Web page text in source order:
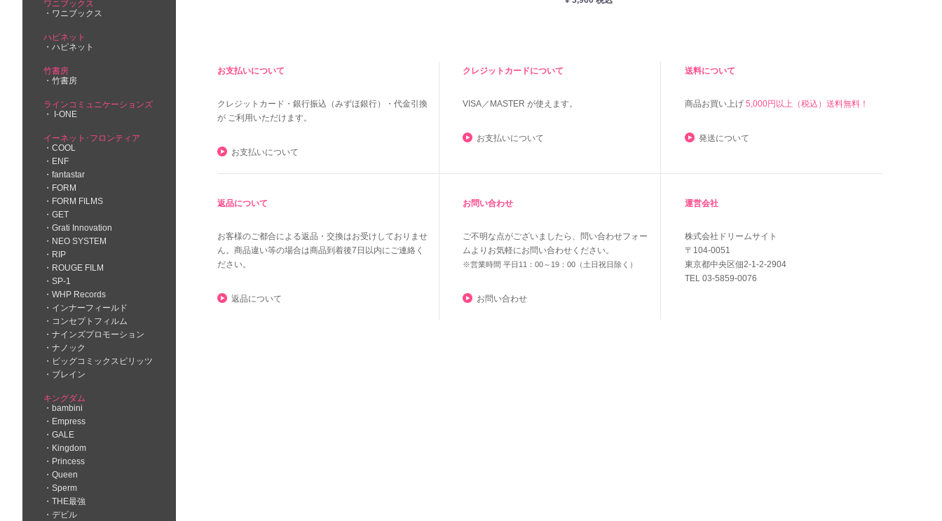
ワニブックス
ワニブックス
ハピネット
ハピネット
竹書房
竹書房
ラインコミュニケーションズ
I-ONE
イーネット･フロンティア
COOL
ENF
fantastar
FORM
FORM FILMS
GET
Grati Innovation
NEO SYSTEM
RIP
ROUGE FILM
SP-1
WHP Records
インナーフィールド
コンセプトフィルム
ナインズプロモーション
ナノック
ビッグコミックスピリッツ
ブレイン
キングダム
bambini
Empress
GALE
Kingdom
Princess
Queen
Sperm
THE最強
デビル
お支払いについて
クレジットカード・銀行振込（みずほ銀行）・代金引換
が ご利用いただけます。
お支払いについて
クレジットカードについて
VISA／MASTER が使えます。
お支払いについて
送料について
商品お買い上げ 5,000円以上（税込）送料無料！
発送について
返品について
お客様のご都合による返品・交換はお受けしておりませ
ん。商品違い等の場合は商品到着後7日以内にご連絡く
ださい。
返品について
お問い合わせ
ご不明な点がございましたら、問い合わせフォー
ムよりお気軽にお問い合わせください。
※営業時間 平日11：00～19：00（土日祝日除く）
お問い合わせ
運営会社
株式会社ドリームサイト
〒104-0051
東京都中央区佃2-1-2-2904
TEL 03-5859-0076